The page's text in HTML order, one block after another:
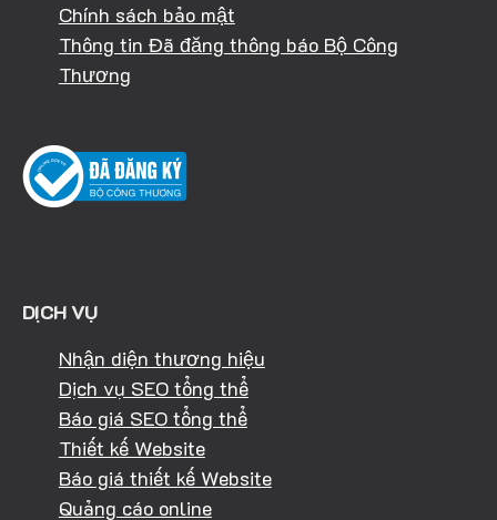
Chính sách bảo mật
Thông tin Đã đăng thông báo Bộ Công
Thương
DỊCH VỤ
Nhận diện thương hiệu
Dịch vụ SEO tổng thể
Báo giá SEO tổng thể
Thiết kế Website
Báo giá thiết kế Website
Quảng cáo online